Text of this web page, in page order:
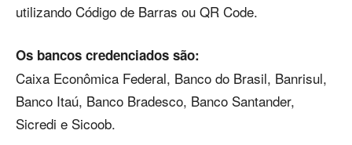
utilizando Código de Barras ou QR Code.
Os bancos credenciados são:
Caixa Econômica Federal, Banco do Brasil, Banrisul,
Banco Itaú, Banco Bradesco, Banco Santander,
Sicredi e Sicoob.